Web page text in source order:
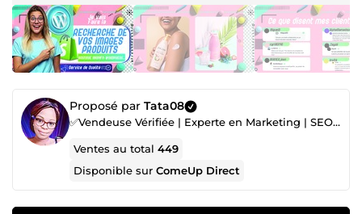
Proposé par Tata08
✅Vendeuse Vérifiée | Experte en Marketing | SEO et Création de Sites Web 📈
Ventes au total449
Disponible surComeUp Direct